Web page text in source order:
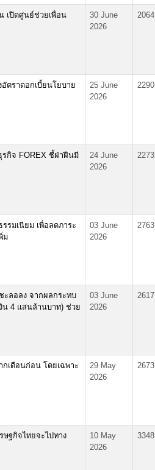
เปิดศูนย์ช่วยเพื่อน
30 June
2026
2064
ตราดอกเบี้ยนโยบาย
25 June
2026
2290
กิจ FOREX ชี้ฝ่าฝืนมี
24 June
2026
2273
รมเนียม เพื่อลดภาระ
ม
03 June
2026
2763
ะลอลง จากผลกระทบ
น 4 แสนล้านบาท) ช่วย
03 June
2026
2617
กเดือนก่อน โดยเฉพาะ
29 May
2026
2673
ษฐกิจไทยจะไปทาง
10 May
2026
3348